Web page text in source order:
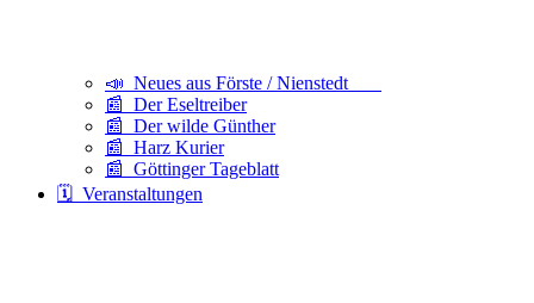
📣 Neues aus Förste / Nienstedt
📰 Der Eseltreiber
📰 Der wilde Günther
📰 Harz Kurier
📰 Göttinger Tageblatt
🗓️ Veranstaltungen